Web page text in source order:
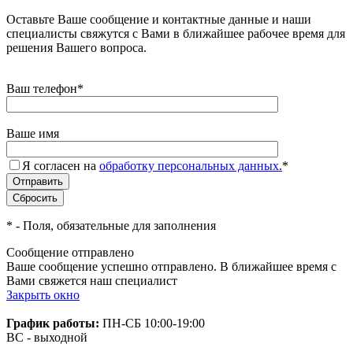
Оставьте Ваше сообщение и контактные данные и наши
специалисты свяжутся с Вами в ближайшее рабочее время для
решения Вашего вопроса.
Ваш телефон*
Ваше имя
Я согласен на обработку персональных данных.*
* - Поля, обязательные для заполнения
Сообщение отправлено
Ваше сообщение успешно отправлено. В ближайшее время с
Вами свяжется наш специалист
Закрыть окно
График работы: ПН-СБ 10:00-19:00
ВС - выходной